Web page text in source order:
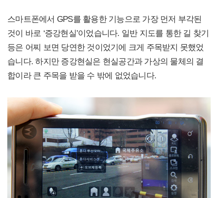
스마트폰에서 GPS를 활용한 기능으로 가장 먼저 부각된
것이 바로 ‘증강현실’이었습니다. 일반 지도를 통한 길 찾기
등은 어찌 보면 당연한 것이었기에 크게 주목받지 못했었
습니다. 하지만 증강현실은 현실공간과 가상의 물체의 결
합이라 큰 주목을 받을 수 밖에 없었습니다.